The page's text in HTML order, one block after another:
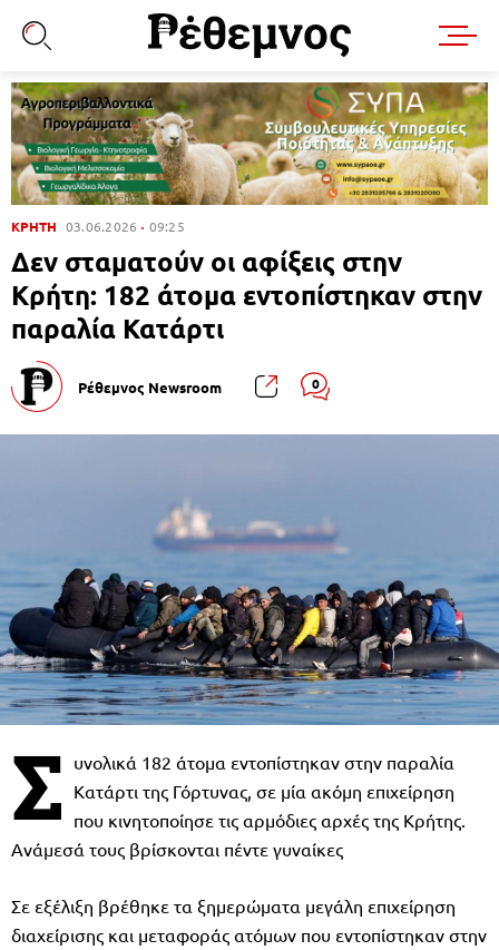
ΚΡΗΤΗ 03.06.2026 09:25
Δεν σταματούν οι αφίξεις στην
Κρήτη: 182 άτομα εντοπίστηκαν στην
παραλία Κατάρτι
Ρέθεμνος Newsroom 0
Σ υνολικά 182 άτομα εντοπίστηκαν στην παραλία
Κατάρτι της Γόρτυνας, σε μία ακόμη επιχείρηση
που κινητοποίησε τις αρμόδιες αρχές της Κρήτης.
Ανάμεσά τους βρίσκονται πέντε γυναίκες
Σε εξέλιξη βρέθηκε τα ξημερώματα μεγάλη επιχείρηση
διαχείρισης και μεταφοράς ατόμων που εντοπίστηκαν στην